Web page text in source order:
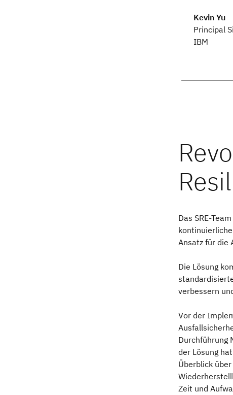
Kevin Yu
Principal
IBM
Das SRE-
Ansatz für die
Die Lösung
verbessern
Vor der
Durchführung
der Lösung
Überblick
Zeit und